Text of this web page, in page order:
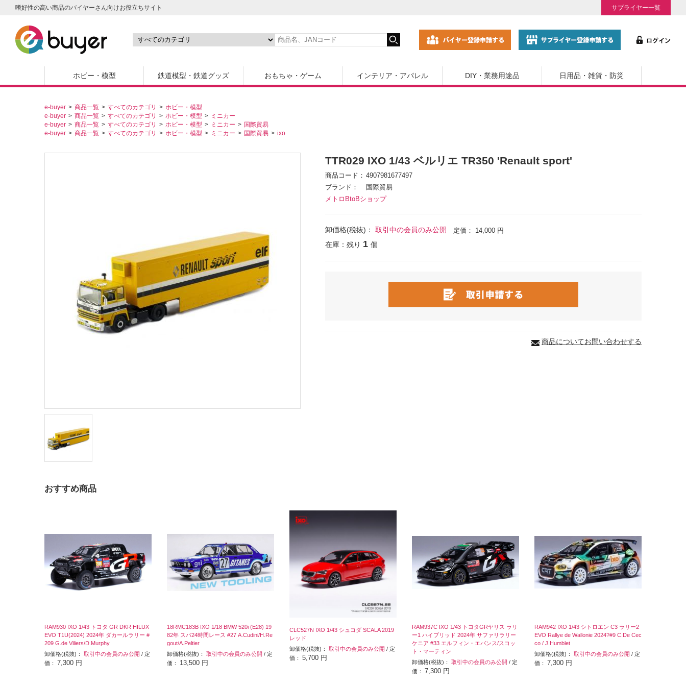
嗜好性の高い商品のバイヤーさん向けお役立ちサイト サプライヤー一覧
ホビー・模型 鉄道模型・鉄道グッズ おもちゃ・ゲーム インテリア・アパレル DIY・業務用途品 日用品・雑貨・防災
e-buyer 商品一覧 すべてのカテゴリ
ホビー・模型
e-buyer
商品一覧 すべてのカテゴリ ホビー・模型
ミニカー
e-buyer
商品一覧 すべてのカテゴリ ホビー・模型 ミニカー
国際貿易
e-buyer
商品一覧 すべてのカテゴリ ホビー・模型 ミニカー 国際貿易 ixo
TTR029 IXO 1/43 ベルリエ TR350 'Renault sport'
商品コード
4907981677497
ブランド
国際貿易
メトロBtoBショップ
卸価格(税抜)： 取引中の会員のみ公開 定価： 14,000 円
在庫：残り 1 個
商品についてお問い合わせする
おすすめ商品
RAM930 IXO 1/43 トヨタ GR DKR HILUX
EVO T1U(2024) 2024年 ダカールラリー #
209 G.de Viliers/D.Murphy
卸価格(税抜)： 取引中の会員のみ公開 / 定
価： 7,300 円
18RMC183B IXO 1/18 BMW 520i (E28) 19
82年 スパ24時間レース #27 A.Cudini/H.Re
gout/A.Peltier
卸価格(税抜)： 取引中の会員のみ公開 / 定
価： 13,500 円
CLC527N IXO 1/43 シュコダ SCALA 2019
レッド
卸価格(税抜)： 取引中の会員のみ公開 / 定
価： 5,700 円
RAM937C IXO 1/43 トヨタGRヤリス ラリ
ー1 ハイブリッド 2024年 サファリラリー
ケニア #33 エルフィン・エバンス/スコッ
ト・マーティン
卸価格(税抜)： 取引中の会員のみ公開 / 定
価： 7,300 円
RAM942 IXO 1/43 シトロエン C3 ラリー2
EVO Rallye de Wallonie 2024?#9 C.De Cec
co / J.Humblet
卸価格(税抜)： 取引中の会員のみ公開 / 定
価： 7,300 円